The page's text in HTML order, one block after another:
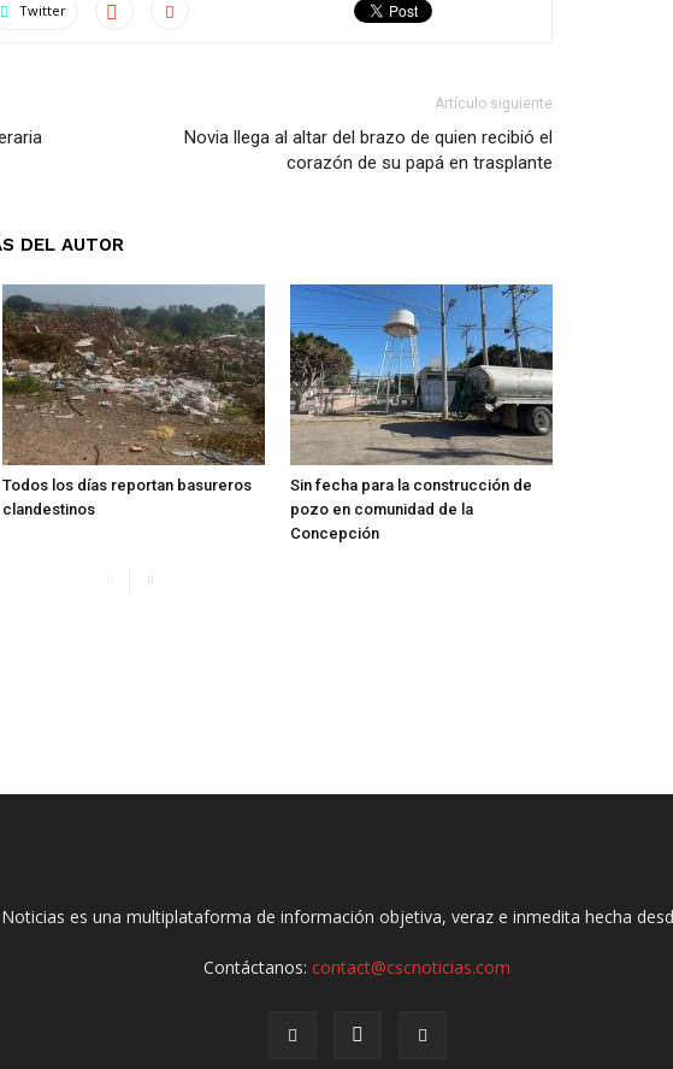
Twitter
Artículo siguiente
Novia llega al altar del brazo de quien recibió el
corazón de su papá en trasplante
DEL AUTOR
Todos los días reportan basureros
clandestinos
Sin fecha para la construcción de
pozo en comunidad de la
Concepción
Noticias es una multiplataforma de información objetiva, veraz e inmedita hecha
Contáctanos:contact@cscnoticias.com